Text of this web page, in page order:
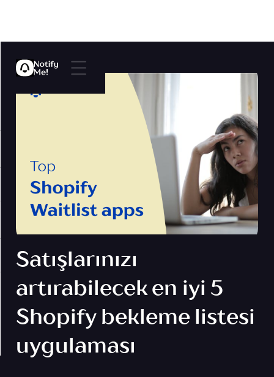
Satışlarınızı
artırabilecek en iyi 5
Shopify bekleme listesi
uygulaması